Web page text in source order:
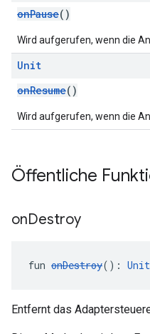
onPause()
Wird aufgerufen, wenn die
Unit
onResume()
Wird aufgerufen, wenn die
Öffentliche
onDestroy
fun onDestroy(): Unit
Entfernt das